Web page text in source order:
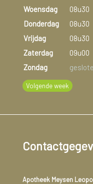
Woensdag
08u30
Donderdag
08u30
Vrijdag
08u30
Zaterdag
09u00
Zondag
Volgende week
Apotheek Meysen